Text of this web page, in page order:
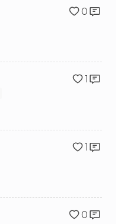
0
1
1
0